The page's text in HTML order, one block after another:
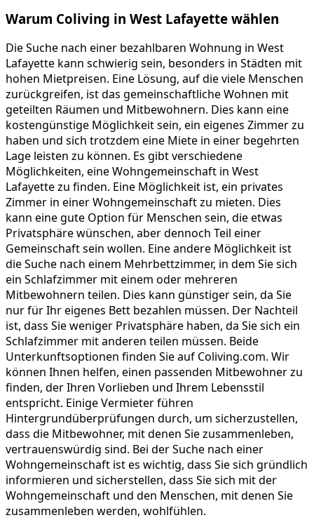
Warum Coliving in West Lafayette wählen
Die Suche nach einer bezahlbaren Wohnung in West
Lafayette kann schwierig sein, besonders in Städten mit
hohen Mietpreisen. Eine Lösung, auf die viele Menschen
zurückgreifen, ist das gemeinschaftliche Wohnen mit
geteilten Räumen und Mitbewohnern. Dies kann eine
kostengünstige Möglichkeit sein, ein eigenes Zimmer zu
haben und sich trotzdem eine Miete in einer begehrten
Lage leisten zu können. Es gibt verschiedene
Möglichkeiten, eine Wohngemeinschaft in West
Lafayette zu finden. Eine Möglichkeit ist, ein privates
Zimmer in einer Wohngemeinschaft zu mieten. Dies
kann eine gute Option für Menschen sein, die etwas
Privatsphäre wünschen, aber dennoch Teil einer
Gemeinschaft sein wollen. Eine andere Möglichkeit ist
die Suche nach einem Mehrbettzimmer, in dem Sie sich
ein Schlafzimmer mit einem oder mehreren
Mitbewohnern teilen. Dies kann günstiger sein, da Sie
nur für Ihr eigenes Bett bezahlen müssen. Der Nachteil
ist, dass Sie weniger Privatsphäre haben, da Sie sich ein
Schlafzimmer mit anderen teilen müssen. Beide
Unterkunftsoptionen finden Sie auf Coliving.com. Wir
können Ihnen helfen, einen passenden Mitbewohner zu
finden, der Ihren Vorlieben und Ihrem Lebensstil
entspricht. Einige Vermieter führen
Hintergrundüberprüfungen durch, um sicherzustellen,
dass die Mitbewohner, mit denen Sie zusammenleben,
vertrauenswürdig sind. Bei der Suche nach einer
Wohngemeinschaft ist es wichtig, dass Sie sich gründlich
informieren und sicherstellen, dass Sie sich mit der
Wohngemeinschaft und den Menschen, mit denen Sie
zusammenleben werden, wohlfühlen.